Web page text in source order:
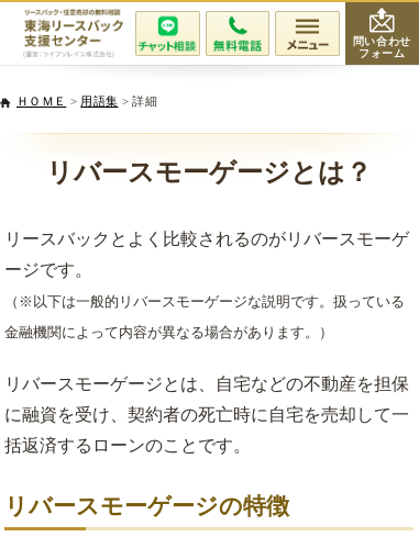
問い合わせ
フォーム
会社紹介
当社が選ばれる理由
無料相談・査定
専門家紹介
活用事例
リースバックQ&A
事業用不動産のリースバック
ＨＯＭＥ > 用語集 > 詳細
リバースモーゲージとは？
リースバックとよく比較されるのがリバースモーゲ
ージです。
（※以下は一般的リバースモーゲージな説明です。扱っている
金融機関によって内容が異なる場合があります。）
リバースモーゲージとは、自宅などの不動産を担保
に融資を受け、契約者の死亡時に自宅を売却して一
括返済するローンのことです。
リバースモーゲージの特徴